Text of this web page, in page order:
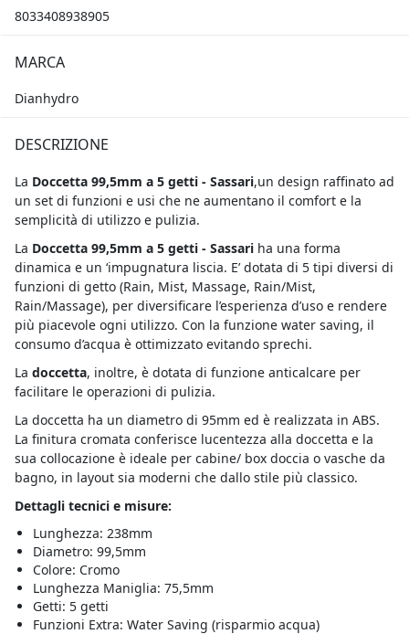
8033408938905
MARCA
Dianhydro
DESCRIZIONE
La Doccetta 99,5mm a 5 getti - Sassari,un design raffinato ad
un set di funzioni e usi che ne aumentano il comfort e la
semplicità di utilizzo e pulizia.
La Doccetta 99,5mm a 5 getti - Sassari ha una forma
dinamica e un ‘impugnatura liscia. E’ dotata di 5 tipi diversi di
funzioni di getto (Rain, Mist, Massage, Rain/Mist,
Rain/Massage), per diversificare l’esperienza d’uso e rendere
più piacevole ogni utilizzo. Con la funzione water saving, il
consumo d’acqua è ottimizzato evitando sprechi.
La doccetta, inoltre, è dotata di funzione anticalcare per
facilitare le operazioni di pulizia.
La doccetta ha un diametro di 95mm ed è realizzata in ABS.
La finitura cromata conferisce lucentezza alla doccetta e la
sua collocazione è ideale per cabine/ box doccia o vasche da
bagno, in layout sia moderni che dallo stile più classico.
Dettagli tecnici e misure:
Lunghezza: 238mm
Diametro: 99,5mm
Colore: Cromo
Lunghezza Maniglia: 75,5mm
Getti: 5 getti
Funzioni Extra: Water Saving (risparmio acqua)